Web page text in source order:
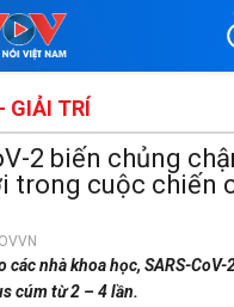
GIẢI TRÍ
2 biến chủng
trong cuộc chiến
các nhà khoa học, SARS-
cúm từ 2 – 4 lần.